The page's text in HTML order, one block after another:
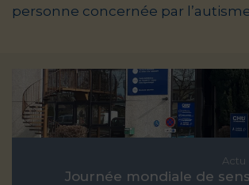
personne concernée par
Actu
Journée mondiale de